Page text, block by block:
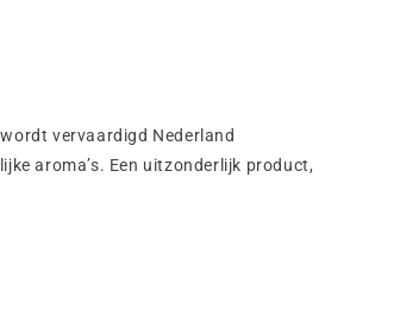
vervaardigd Nederland
aroma’s. Een uitzonderlijk product,